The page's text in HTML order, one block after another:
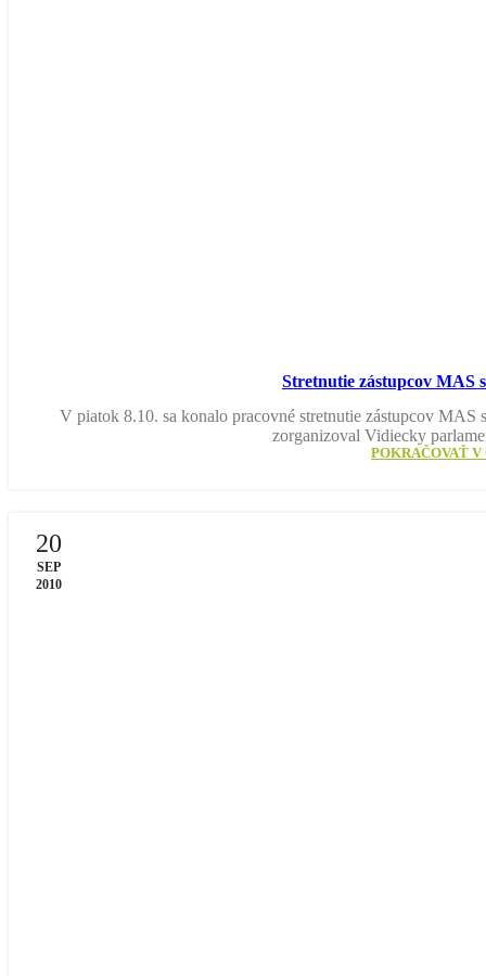
Stretnutie zástupcov MAS
V piatok 8.10. sa konalo pracovné stretnutie zástupcov
zorganizoval Vidiecky
POKRAČOVAŤ
20
SEP
2010